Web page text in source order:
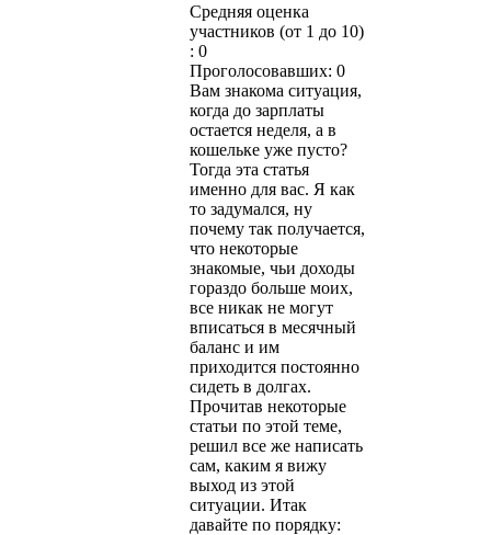
Средняя оценка
участников (от 1 до 10)
: 0
Проголосовавших: 0
Вам знакома ситуация,
когда до зарплаты
остается неделя, а в
кошельке уже пусто?
Тогда эта статья
именно для вас. Я как
то задумался, ну
почему так получается,
что некоторые
знакомые, чьи доходы
гораздо больше моих,
все никак не могут
вписаться в месячный
баланс и им
приходится постоянно
сидеть в долгах.
Прочитав некоторые
статьи по этой теме,
решил все же написать
сам, каким я вижу
выход из этой
ситуации. Итак
давайте по порядку: